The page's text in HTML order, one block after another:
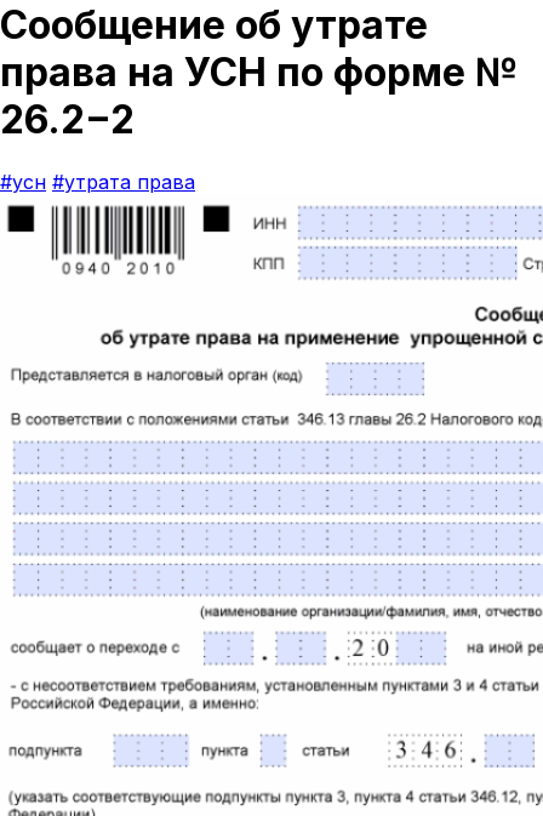
Сообщение об утрате
права на УСН по форме №
26.2−2
#усн #утрата права